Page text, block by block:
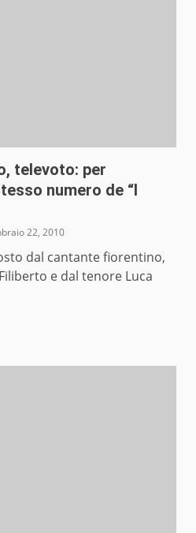
televoto: per
numero de “I
22, 2010
dal cantante fiorentino,
e dal tenore Luca